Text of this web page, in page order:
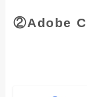
②Adobe